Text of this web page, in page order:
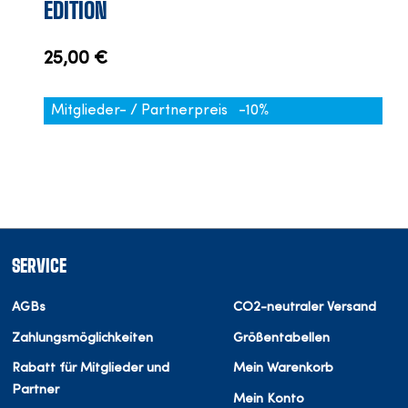
EDITION
25,00 €
Mitglieder- / Partnerpreis -10%
SERVICE
AGBs
Zahlungsmöglichkeiten
Rabatt für Mitglieder und
Partner
CO2-neutraler Versand
Größentabellen
Mein Warenkorb
Mein Konto